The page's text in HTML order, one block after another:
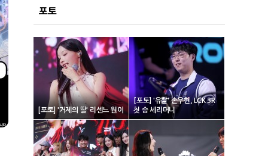
포토
[포토] '거제의 딸' 리센느 원이
[포토] '유칼' 손우현, LCK 3R
첫 승 세리머니